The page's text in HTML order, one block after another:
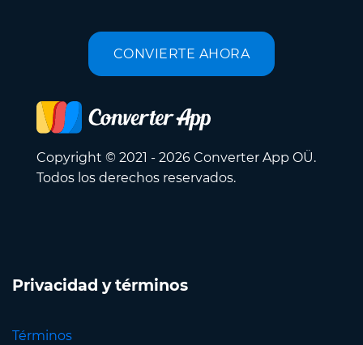
CONVIERTE AHORA
Copyright © 2021 - 2026 Converter App OÜ.
Todos los derechos reservados.
Privacidad y términos
Términos